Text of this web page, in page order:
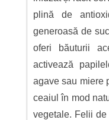
plină de
generoasă de
oferi băuturii
activează
agave sau miere
ceaiul în mod
vegetale. Felii